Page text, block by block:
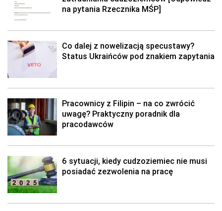
na pytania Rzecznika MŚP]
Co dalej z nowelizacją specustawy?
Status Ukraińców pod znakiem zapytania
Pracownicy z Filipin – na co zwrócić
uwagę? Praktyczny poradnik dla
pracodawców
6 sytuacji, kiedy cudzoziemiec nie musi
posiadać zezwolenia na pracę